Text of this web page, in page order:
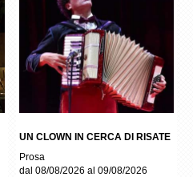
UN CLOWN IN CERCA DI RISATE
Prosa
dal 08/08/2026 al 09/08/2026